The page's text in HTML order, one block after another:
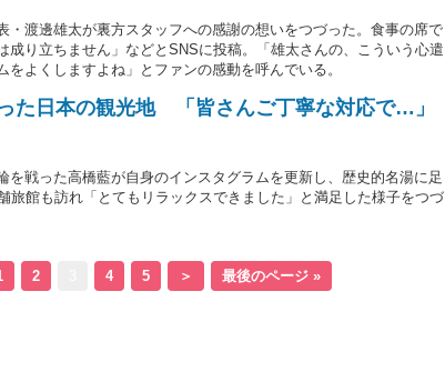
・渡邊雄太が裏方スタッフへの感謝の想いをつづった。食事の席で
成り立ちません」などとSNSに投稿。「雄太さんの、こういう心遣
よくしますよね」とファンの感動を呼んでいる。
た日本の観光地 「皆さんご丁寧な対応で…」
を戦った高橋藍が自身のインスタグラムを更新し、歴史的名湯に足
旅館も訪れ「とてもリラックスできました」と満足した様子をつづ
2 4 5 ＞ 最後のページ »